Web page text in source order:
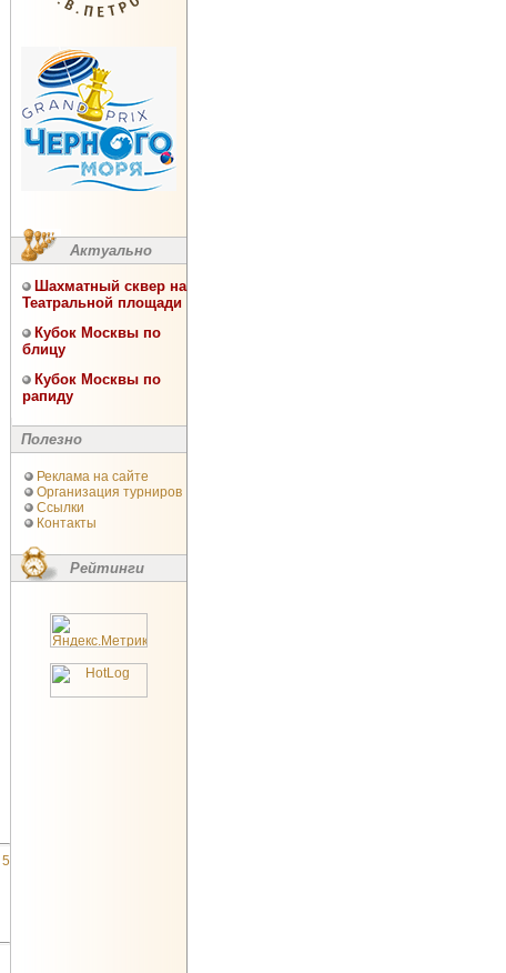
5
Актуально
Шахматный сквер на
Театральной площади
Кубок Москвы по
блицу
Кубок Москвы по
рапиду
Полезно
Реклама на сайте
Организация турниров
Ссылки
Контакты
Рейтинги